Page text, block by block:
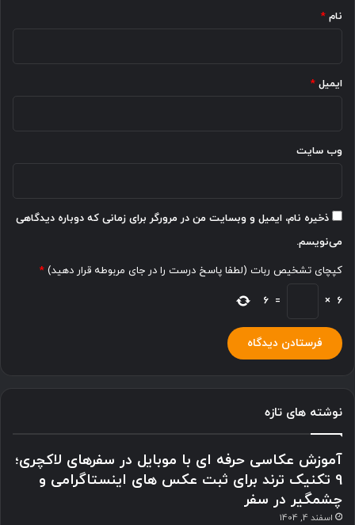
نام *
ایمیل *
وب‌ سایت
ذخیره نام، ایمیل و وبسایت من در مرورگر برای زمانی که دوباره دیدگاهی
می‌نویسم.
کپچای تشخیص ربات (لطفا پاسخ درست را در جای مربوطه قرار دهید) *
6
×
=
6
نوشته های تازه
آموزش عکاسی حرفه ای با موبایل در سفرهای لاکچری؛
9 تکنیک ترند برای ثبت عکس های اینستاگرامی و
چشمگیر در سفر
اسفند 4, 1404